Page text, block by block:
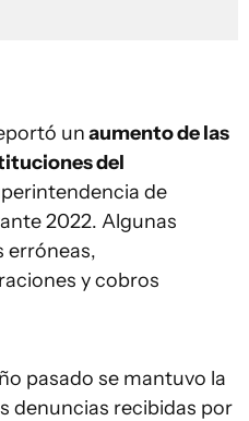
unaumento de las
del
de
2022. Algunas
erróneas,
y cobros
pasado se mantuvo la
denuncias recibidas por